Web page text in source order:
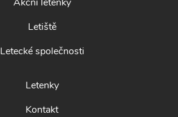
Letiště
Letecké společnosti
Letenky
Kontakt